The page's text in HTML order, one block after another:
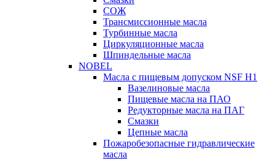
СОЖ
Трансмиссионные масла
Турбинные масла
Циркуляционные масла
Шпиндельные масла
NOBEL
Масла с пищевым допуском NSF H1
Вазелиновые масла
Пищевые масла на ПАО
Редукторные масла на ПАГ
Смазки
Цепные масла
Пожаробезопасные гидравлические
масла